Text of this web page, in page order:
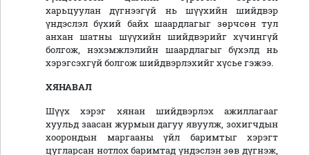
харьцуулан дүгнээгүй нь шүүхийн шийдвэр
үндэслэл бүхий байх шаардлагыг зөрчсөн тул
анхан шатны шүүхийн шийдвэрийг хүчингүй
болгож, нэхэмжлэлийн шаардлагыг бүхэлд нь
хэрэгсэхгүй болгож шийдвэрлэхийг хүсье гэжээ.
ХЯНАВАЛ
Шүүх хэрэг хянан шийдвэрлэх ажиллагааг
хуульд заасан журмын дагуу явуулж, зохигчдын
хоорондын маргааны үйл баримтыг хэрэгт
цугларсан нотлох баримтад үндэслэн зөв дүгнэж,